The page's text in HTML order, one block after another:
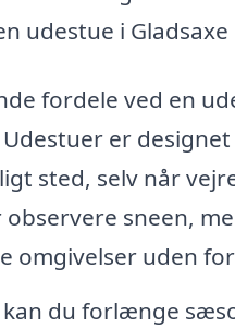
udestue i
fordele ved en
er
sted, selv når
sneen,
omgivelser uden
kan du forlænge